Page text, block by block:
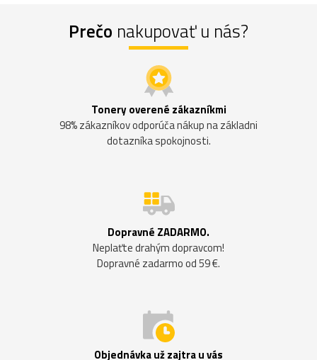
Prečo nakupovať u nás?
Tonery overené zákazníkmi
98% zákazníkov odporúča nákup na základni
dotazníka spokojnosti.
Dopravné ZADARMO.
Neplaťte drahým dopravcom!
Dopravné zadarmo od 59 €.
Objednávka už zajtra u vás